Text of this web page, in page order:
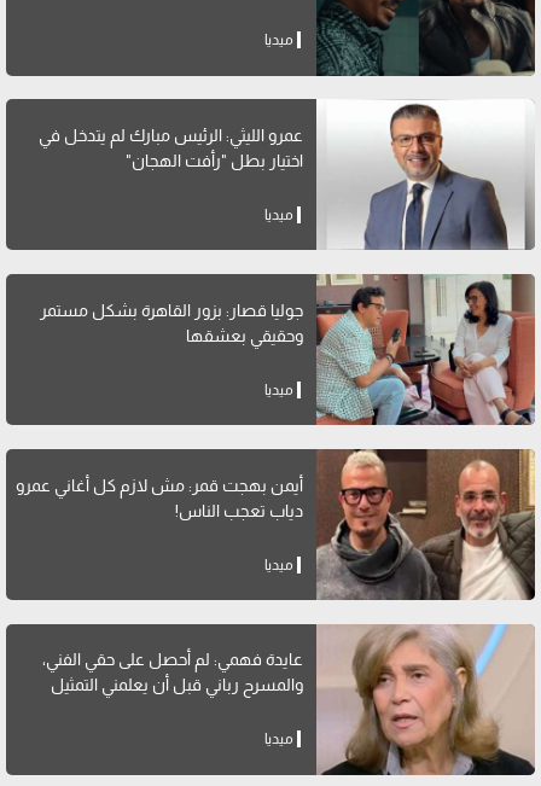
ميديا
عمرو الليثي: الرئيس مبارك لم يتدخل في
اختيار بطل "رأفت الهجان"
ميديا
جوليا قصار: بزور القاهرة بشكل مستمر
وحقيقي بعشقها
ميديا
أيمن بهجت قمر: مش لازم كل أغاني عمرو
دياب تعجب الناس!
ميديا
عايدة فهمي: لم أحصل على حقي الفني،
والمسرح رباني قبل أن يعلمني التمثيل
ميديا